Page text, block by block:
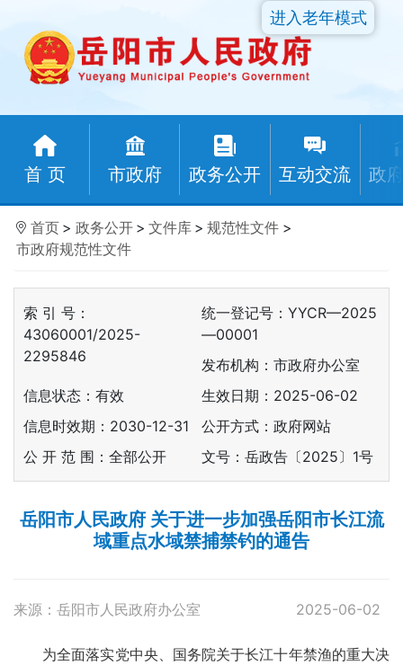
首 页 市政府 政务公开 互动交流 政
进入老年模式
首页 > 政务公开 > 文件库 > 规范性文件 >
市政府规范性文件
索 引 号：
43060001/2025-
2295846
统一登记号：YYCR—2025
—00001
发布机构：市政府办公室
信息状态： 有效
生效日期：2025-06-02
信息时效期： 2030-12-31
公开方式：政府网站
公 开 范 围：全部公开
文号：岳政告〔2025〕1号
岳阳市人民政府 关于进一步加强岳阳市长江流
域重点水域禁捕禁钓的通告
来源：岳阳市人民政府办公室 2025-06-02
为全面落实党中央、国务院关于长江十年禁渔的重大决